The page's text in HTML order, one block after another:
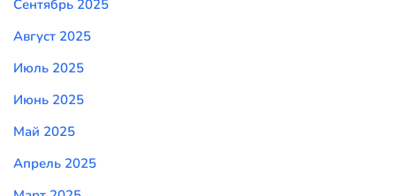
Сентябрь 2025
Август 2025
Июль 2025
Июнь 2025
Май 2025
Апрель 2025